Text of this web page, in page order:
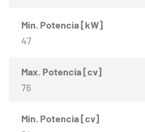
Mín. Potencia [kW]
47
Max. Potencia [cv]
76
Mín. Potencia [cv]